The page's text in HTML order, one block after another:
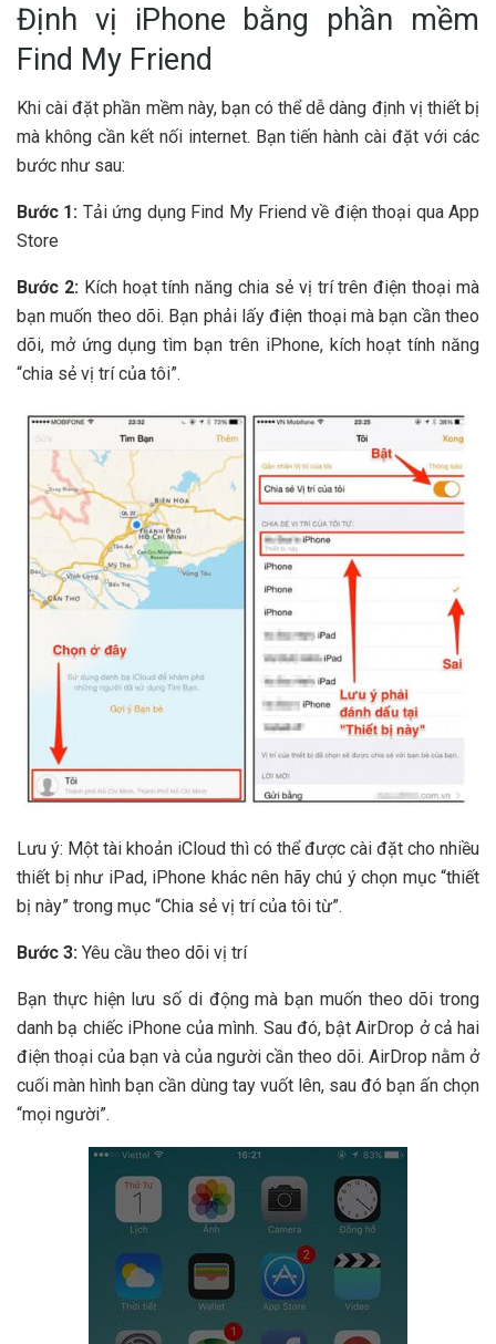
Định vị iPhone bằng phần mềm
Find My Friend
Khi cài đặt phần mềm này, bạn có thể dễ dàng định vị thiết bị
mà không cần kết nối internet. Bạn tiến hành cài đặt với các
bước như sau:
Bước 1: Tải ứng dụng Find My Friend về điện thoại qua App
Store
Bước 2: Kích hoạt tính năng chia sẻ vị trí trên điện thoại mà
bạn muốn theo dõi. Bạn phải lấy điện thoại mà bạn cần theo
dõi, mở ứng dụng tìm bạn trên iPhone, kích hoạt tính năng
“chia sẻ vị trí của tôi”.
Lưu ý: Một tài khoản iCloud thì có thể được cài đặt cho nhiều
thiết bị như iPad, iPhone khác nên hãy chú ý chọn mục “thiết
bị này” trong mục “Chia sẻ vị trí của tôi từ”.
Bước 3: Yêu cầu theo dõi vị trí
Bạn thực hiện lưu số di động mà bạn muốn theo dõi trong
danh bạ chiếc iPhone của mình. Sau đó, bật AirDrop ở cả hai
điện thoại của bạn và của người cần theo dõi. AirDrop nằm ở
cuối màn hình bạn cần dùng tay vuốt lên, sau đó bạn ấn chọn
“mọi người”.